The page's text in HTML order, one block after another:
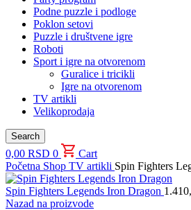
Podne puzzle i podloge
Poklon setovi
Puzzle i društvene igre
Roboti
Sport i igre na otvorenom
Guralice i tricikli
Igre na otvorenom
TV artikli
Velikoprodaja
Search
0,00 RSD 0
Cart
Početna Shop TV artikli Spin Fighters
Spin Fighters Legends Iron Dragon
Nazad na proizvode